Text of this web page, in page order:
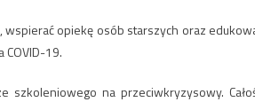
wspierać opiekę osób starszych oraz
19.
szkoleniowego na przeciwkryzysowy.